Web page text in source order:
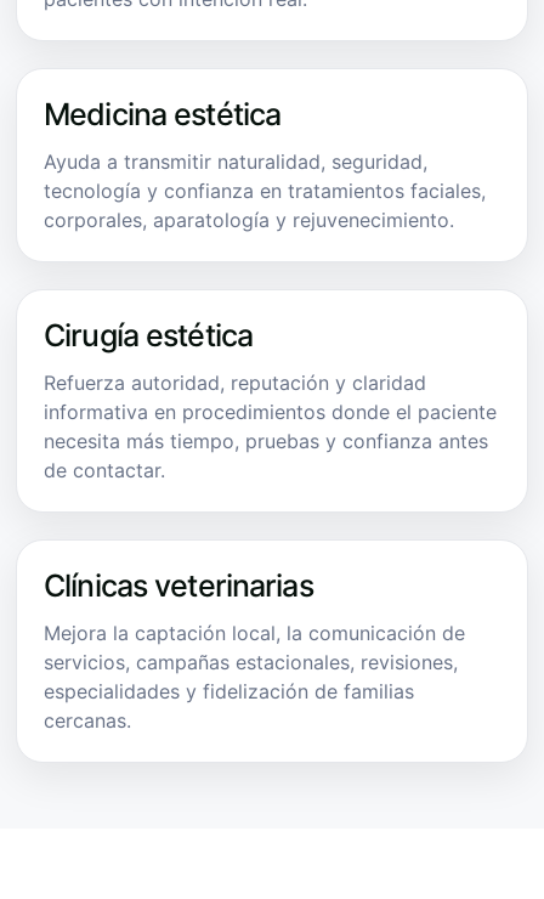
Medicina estética
Ayuda a transmitir naturalidad, seguridad,
tecnología y confianza en tratamientos faciales,
corporales, aparatología y rejuvenecimiento.
Cirugía estética
Refuerza autoridad, reputación y claridad
informativa en procedimientos donde el paciente
necesita más tiempo, pruebas y confianza antes
de contactar.
Clínicas veterinarias
Mejora la captación local, la comunicación de
servicios, campañas estacionales, revisiones,
especialidades y fidelización de familias
cercanas.